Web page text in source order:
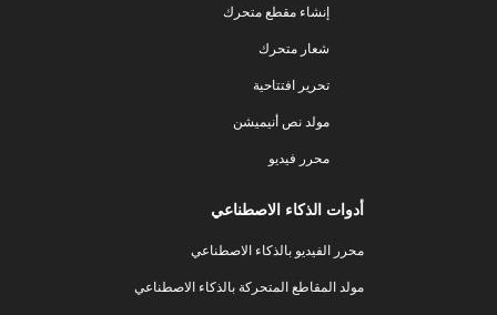
إنشاء مقطع متحرك
شعار متحرك
تحرير افتتاحية
مولد نص أنيميشن
محرر فيديو
أدوات الذكاء الاصطناعي
محرر الفيديو بالذكاء الاصطناعي
مولد المقاطع المتحركة بالذكاء الاصطناعي